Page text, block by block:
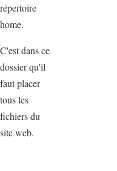
répertoire
home.
C'estdansce
dossier qu'il
faut placer
tousles
fichiersdu
site web.